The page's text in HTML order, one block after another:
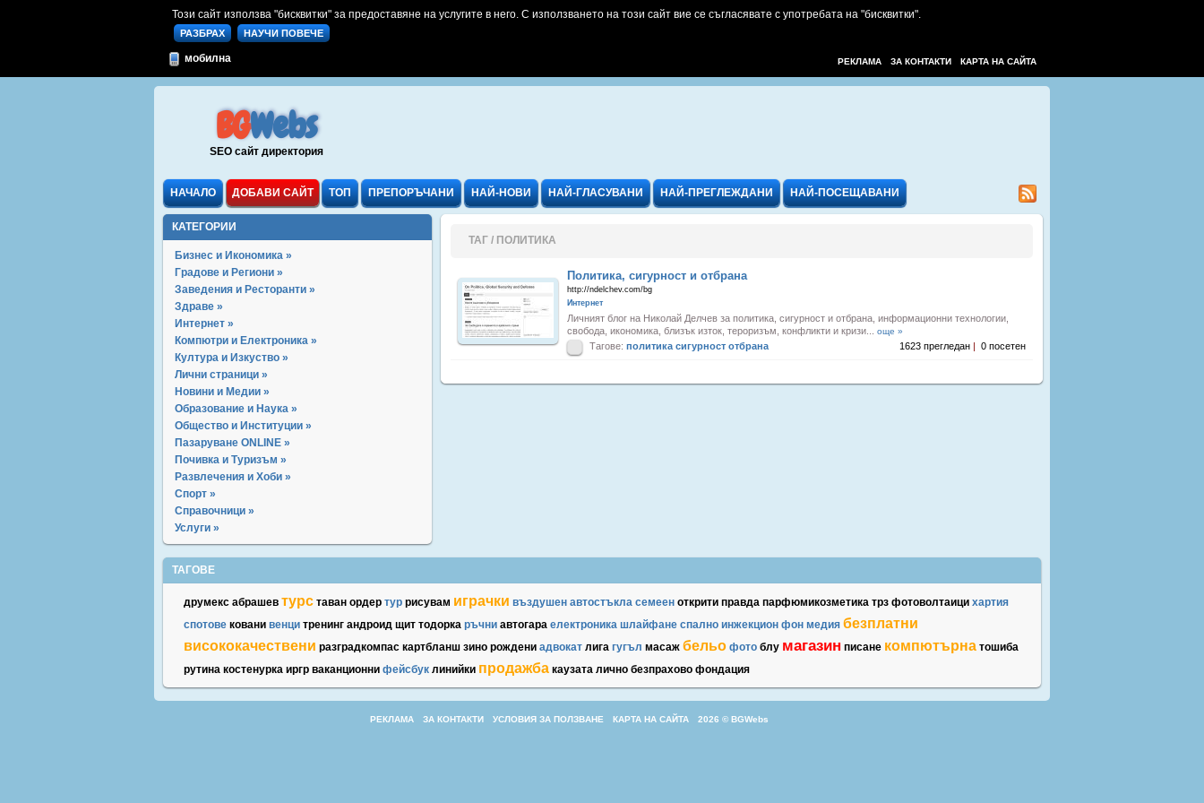
Този сайт използва "бисквитки" за предоставяне на услугите в него. С използването на този сайт вие се съгласявате с употребата на "бисквитки".
РАЗБРАХ НАУЧИ ПОВЕЧЕ
мобилна КАРТА НА САЙТА
ЗА КОНТАКТИ
РЕКЛАМА
BGWebs
SEO сайт директория
НАЧАЛО ДОБАВИ САЙТ ТОП ПРЕПОРЪЧАНИ НАЙ-НОВИ НАЙ-ГЛАСУВАНИ НАЙ-ПРЕГЛЕЖДАНИ НАЙ-ПОСЕЩАВАНИ
КАТЕГОРИИ
Бизнес и Икономика »
Градове и Региони »
Заведения и Ресторанти »
Здраве »
Интернет »
Компютри и Електроника »
Култура и Изкуство »
Лични страници »
Новини и Медии »
Образование и Наука »
Общество и Институции »
Пазаруване ONLINE »
Почивка и Туризъм »
Развлечения и Хоби »
Спорт »
Справочници »
Услуги »
ТАГ / ПОЛИТИКА
Политика, сигурност и отбрана
http://ndelchev.com/bg
Интернет
Личният блог на Николай Делчев за политика, сигурност и отбрана, информационни технологии,
свобода, икономика, близък изток, тероризъм, конфликти и кризи... още »
Тагове: политика сигурност отбрана 1623 прегледан | 0 посетен
ТАГОВЕ
друмекс абрашев турс таван ордер тур рисувам играчки въздушен автостъкла семеен открити правда парфюмикозметика трз фотоволтаици хартия
спотове ковани венци тренинг андроид щит тодорка ръчни автогара електроника шлайфане спално инжекцион фон медия безплатни
висококачествени разградкомпас картбланш зино рождени адвокат лига гугъл масаж бельо фото блу магазин писане компютърна тошиба
рутина костенурка иргр ваканционни фейсбук линийки продажба каузата лично безпрахово фондация
РЕКЛАМА ЗА КОНТАКТИ УСЛОВИЯ ЗА ПОЛЗВАНЕ КАРТА НА САЙТА 2026 © BGWebs